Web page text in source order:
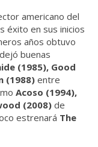
americano del
éxito en sus inicios
años obtuvo
buenas
(1985), Good
(1988) entre
Acoso (1994),
(2008) de
estrenará The